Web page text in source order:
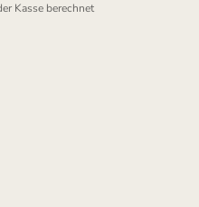
Kasse berechnet